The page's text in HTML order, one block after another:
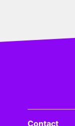
Contact